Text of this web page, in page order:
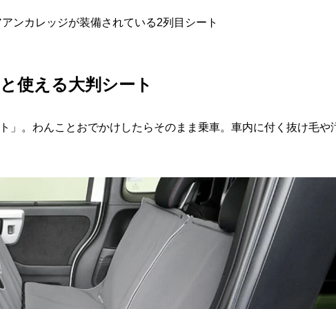
ンカレッジが装備されている2列目シート
使える大判シート
」。わんことおでかけしたらそのまま乗車。車内に付く抜け毛や